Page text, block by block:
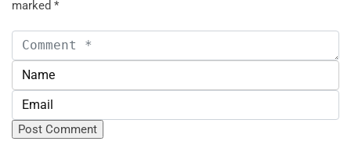
marked *